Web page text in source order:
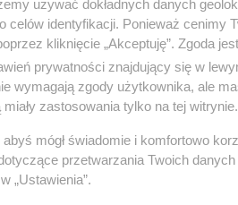
używać dokładnych danych
celów identyfikacji. Ponieważ cenimy
kliknięcie „Akceptuję”. Zgoda
prywatności znajdujący się w
wymagają zgody użytkownika, ale
zastosowania tylko na tej witrynie.
mógł świadomie i komfortowo
przetwarzania Twoich
„Ustawienia”.